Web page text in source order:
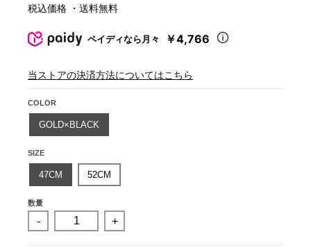
税込価格 ・送料無料
ペイディなら月々 ￥4,766
当ストアの決済方法についてはこちら
COLOR
GOLD×BLACK
SIZE
47CM 52CM
数量
- +